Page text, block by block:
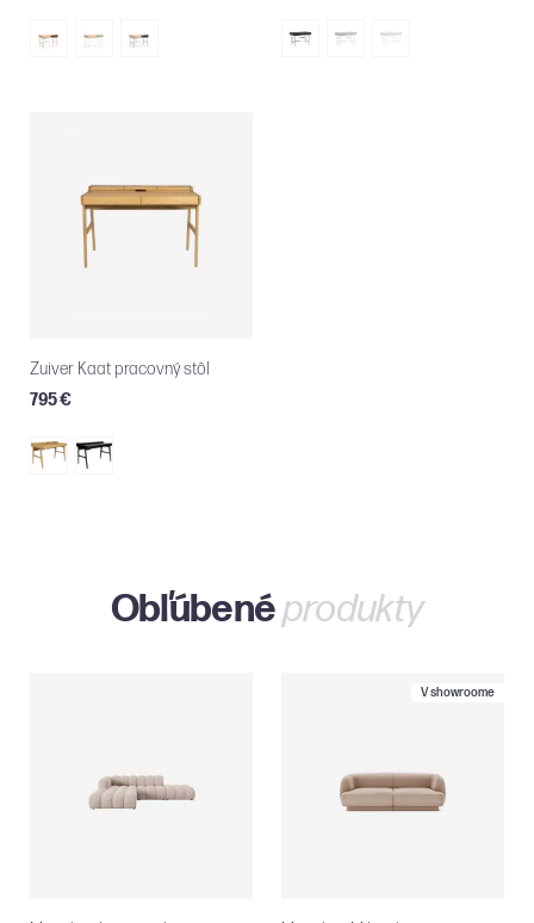
Zuiver Kaat pracovný stôl
795 €
Obľúbenéprodukty
V showroome